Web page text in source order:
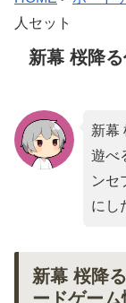
人セット
新幕 桜降
新幕
遊べ
ンセ
にし
新幕 桜降
ードゲーム